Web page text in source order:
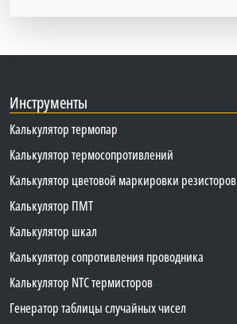
Инструменты
Калькулятор термопар
Калькулятор термосопротивлений
Калькулятор цветовой маркировки резисторов
Калькулятор ПМТ
Калькулятор шкал
Калькулятор сопротивления проводника
Калькулятор NTC термисторов
Генератор таблицы случайных чисел